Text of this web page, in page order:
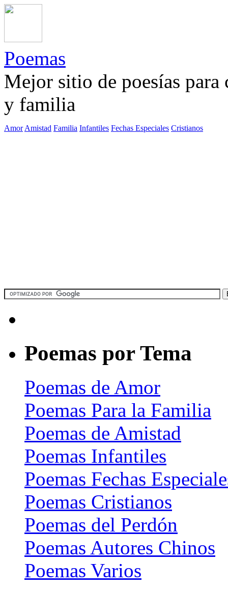
Poemas
Mejor sitio de poesías
y familia
Amor Amistad Familia Infantiles Fechas Especiales Cristianos
Poemas por Tema
Poemas de Amor
Poemas Para la Familia
Poemas de Amistad
Poemas Infantiles
Poemas Fechas
Poemas Cristianos
Poemas del Perdón
Poemas Autores Chinos
Poemas Varios